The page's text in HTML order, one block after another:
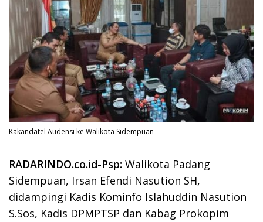
Kakandatel Audensi ke Walikota Sidempuan
RADARINDO.co.id-Psp: Walikota Padang
Sidempuan, Irsan Efendi Nasution SH,
didampingi Kadis Kominfo Islahuddin Nasution
S.Sos, Kadis DPMPTSP dan Kabag Prokopim